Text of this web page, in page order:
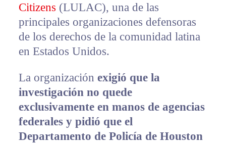
Citizens (LULAC), una de las
principales organizaciones defensoras
de los derechos de la comunidad latina
en Estados Unidos.
La organización exigió que la
investigación no quede
exclusivamente en manos de agencias
federales y pidió que el
Departamento de Policía de Houston